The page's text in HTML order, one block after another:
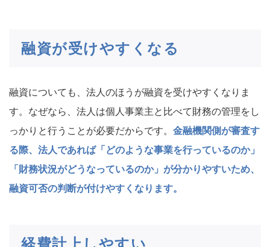
融資が受けやすくなる
融資についても、法人のほうが融資を受けやすくなりま
す。なぜなら、法人は個人事業主と比べて財務の管理をし
っかりと行うことが必要だからです。 金融機関側が審査す
る際、法人であれば「どのような事業を行っているのか」
「財務状況がどうなっているのか」が分かりやすいため、
融資可否の判断が付けやすくなります。